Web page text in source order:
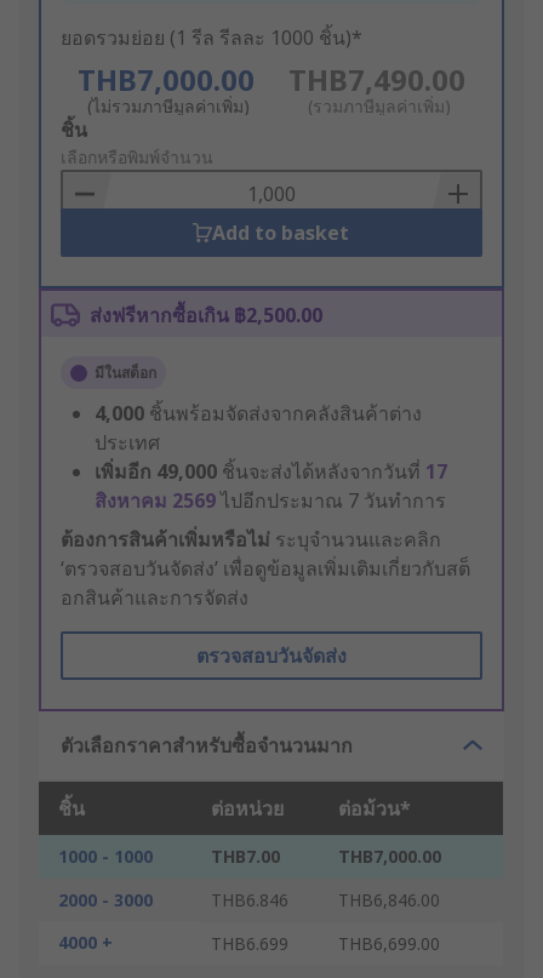
ยอดรวมย่อย (1 รีล รีลละ 1000 ชิ้น)*
THB7,000.00
(ไม่รวมภาษีมูลค่าเพิ่ม)
THB7,490.00
(รวมภาษีมูลค่าเพิ่ม)
Add
to
Basket
ชิ้น
เลือกหรือพิมพ์จำนวน
Add to basket
ส่งฟรีหากซื้อเกิน ฿2,500.00
มีในสต็อก
4,000 ชิ้นพร้อมจัดส่งจากคลังสินค้าต่าง
ประเทศ
เพิ่มอีก 49,000 ชิ้นจะส่งได้หลังจากวันที่ 17
สิงหาคม 2569ไปอีกประมาณ 7 วันทำการ
ต้องการสินค้าเพิ่มหรือไม่ ระบุจำนวนและคลิก
‘ตรวจสอบวันจัดส่ง’ เพื่อดูข้อมูลเพิ่มเติมเกี่ยวกับสต็
อกสินค้าและการจัดส่ง
ตรวจสอบวันจัดส่ง
ตัวเลือกราคาสำหรับซื้อจำนวนมาก
ชิ้น ต่อหน่วย ต่อม้วน*
1000 - 1000 THB7.00
THB7,000.00
2000 - 3000
THB6.846
THB6,846.00
4000 +
THB6.699 THB6,699.00